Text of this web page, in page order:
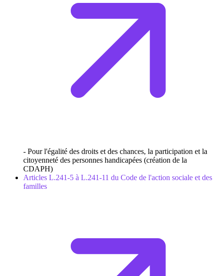
- Pour l'égalité des droits et des chances, la participation et la
citoyenneté des personnes handicapées (création de la
CDAPH)
Articles L.241-5 à L.241-11 du Code de l'action sociale et des
familles